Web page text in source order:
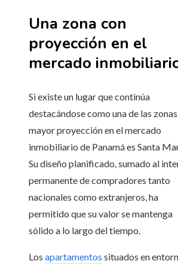
Una zona con
proyección en el
mercado
Si existe un lugar que continúa
destacándose como una de las
mayor proyección en el mercado
inmobiliario de Panamá es Santa
Su diseño planificado, sumado al
permanente de compradores tanto
nacionales como extranjeros, ha
permitido que su valor se mantenga
sólido a lo largo del tiempo.
Los apartamentos situados en